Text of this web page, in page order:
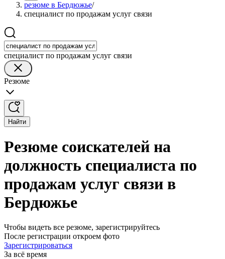
резюме в Бердюжье/
специалист по продажам услуг связи
специалист по продажам услуг связи
Резюме
Найти
Резюме соискателей на
должность специалиста по
продажам услуг связи в
Бердюжье
Чтобы видеть все резюме, зарегистрируйтесь
После регистрации откроем фото
Зарегистрироваться
За всё время